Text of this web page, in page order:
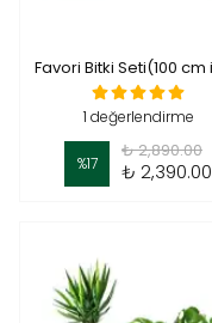
1 değerlendirme
%17
₺ 2,890.00
₺ 2,390.00